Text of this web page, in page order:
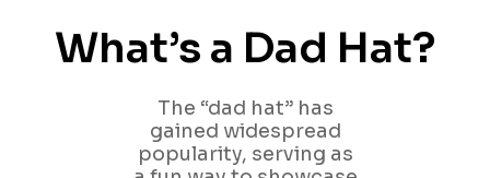
What’s a Dad Hat?
The “dad hat” has
gained widespread
popularity, serving as